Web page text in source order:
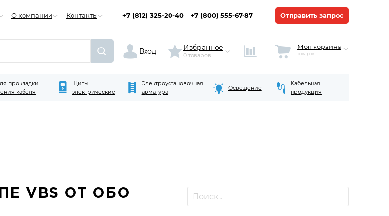
О компании Контакты +7 (812) 325-20-40 +7 (800) 555-67-87 Отправить запрос
Вход Избранное
0 товаров
Моя корзина
товаров
прокладки
кабеля
Щиты
электрические
Электроустановочная
арматура
Освещение
Кабельная
продукция
VBS ОТ ОБО